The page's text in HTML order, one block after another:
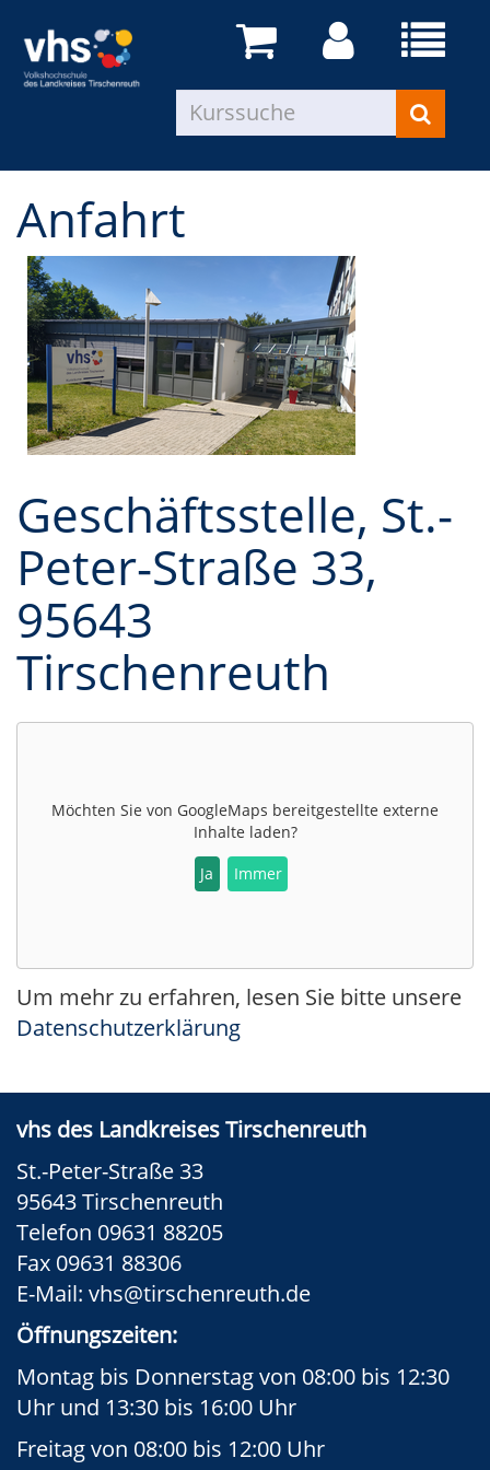
Anfahrt
Geschäftsstelle, St.-
Peter-Straße 33,
95643
Tirschenreuth
Möchten Sie von GoogleMaps bereitgestellte externe
Inhalte laden?
Ja
Immer
Um mehr zu erfahren, lesen Sie bitte unsere
Datenschutzerklärung
vhs des Landkreises Tirschenreuth
St.-Peter-Straße 33
95643 Tirschenreuth
Telefon 09631 88205
Fax 09631 88306
E-Mail: vhs@tirschenreuth.de
Öffnungszeiten:
Montag bis Donnerstag von 08:00 bis 12:30
Uhr und 13:30 bis 16:00 Uhr
Freitag von 08:00 bis 12:00 Uhr